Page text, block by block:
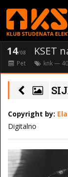
14/08 KSET
Pet knk—
Copyright by:
Digitalno